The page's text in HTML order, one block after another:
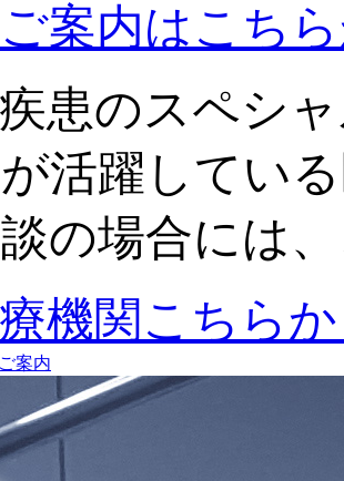
案内はこち
患のスペシ
活躍してい
の場合には
機関こちら